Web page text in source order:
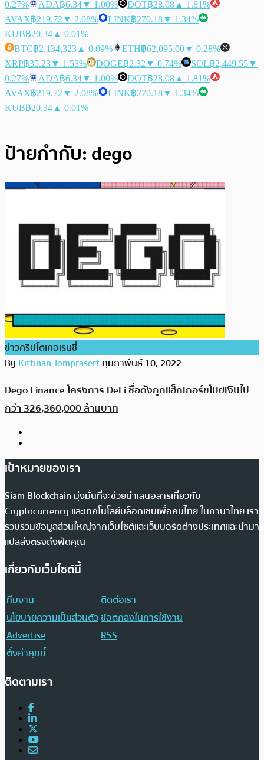
0.27%
ADA฿6.34▼ 1.00% DOT฿28.08 ▲ 1.81%
AVAX฿219.72 ▼ 2.08% LINK฿270.18▼ 1.34%
KUB฿20.34 ▲ 0.01%
BTC฿2,134,323 ▲ 0.09% ETH฿62,095.00▼ 0.28%
XRP฿35.23▼ 1.53% DOGE฿2.32 ▼ 0.74% SOL฿2,449.55▼
0.27%
ADA฿6.34▼ 1.00% DOT฿28.08 ▲ 1.81%
AVAX฿219.72 ▼ 2.08% LINK฿270.18▼ 1.34%
KUB฿20.34 ▲ 0.01%
ป้ายกำกับ: dego
ข่าวคริปโตเคอเรนซี่
ByKittinan Jomprasertกุมภาพันธ์ 10, 2022
Dego Finance โครงการ DeFi ชื่อดังถูกแฮ็กเกอร์ขโมยเงินไป
กว่า 326,360,000 ล้านบาท
เป้าหมายของเรา
Siam Blockchain มุ่งมั่นที่จะช่วยนำเสนอสารเกี่ยวกับ
Cryptocurrency และเทคโนโลยีบล็อกเชนเพื่อคนไทย ในภาษาไทย เรา
รวบรวมข้อมูลส่วนใหญ่จากเว็บไซต์และเว็บบอร์ดต่างประเทศและนำมา
แปลส่งตรงถึงฟีดคุณ
เกี่ยวกับเว็บไซต์นี้
ทีมงาน
ติดต่อเรา
นโยบายความเป็นส่วนตัวข้อตกลงในการใช้งาน
Advertise
RSS
ตั้งค่าคุกกี้
ติดตามเรา